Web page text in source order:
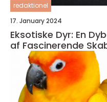
redaktionel
17. January 2024
Eksotiske Dyr: En
af Fascinerende